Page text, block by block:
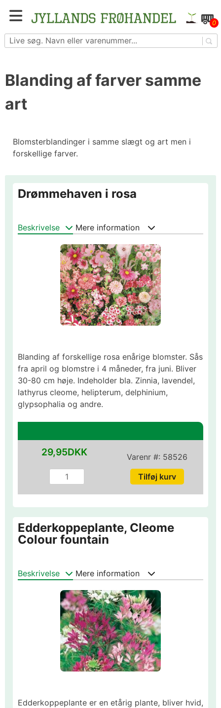
Blomster- og grøntsagsfrø fra hele Europa – få
adgang til 1.229 spændende sorter
0
Blanding af farver samme
art
Blomsterblandinger i samme slægt og art men i
forskellige farver.
Drømmehaven i rosa
Beskrivelse Mere information
Blanding af forskellige rosa enårige blomster. Sås
fra april og blomstre i 4 måneder, fra juni. Bliver
30-80 cm høje. Indeholder bla. Zinnia, lavendel,
lathyrus cleome, helipterum, delphinium,
glypsophalia og andre.
Varenr #: 58526
29,95DKK
Edderkoppeplante, Cleome
Colour fountain
Beskrivelse Mere information
Edderkoppeplante er en etårig plante, bliver hvid,